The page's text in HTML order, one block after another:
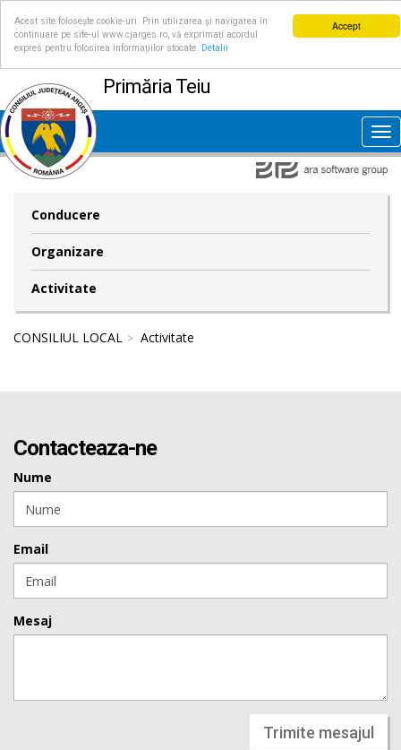
Accept
Acest site folosește cookie-uri. Prin utilizarea și navigarea în
continuare pe site-ul www.cjarges.ro, vă exprimați acordul
expres pentru folosirea informațiilor stocate.
Detalii
Primăria Teiu
Conducere
Organizare
Activitate
CONSILIUL LOCAL Activitate
Contacteaza-ne
Nume
Email
Mesaj
Trimite mesajul